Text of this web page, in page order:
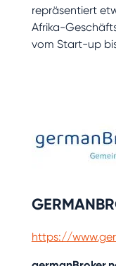
repräsentiert
Afrika-
vom Start-up
https://